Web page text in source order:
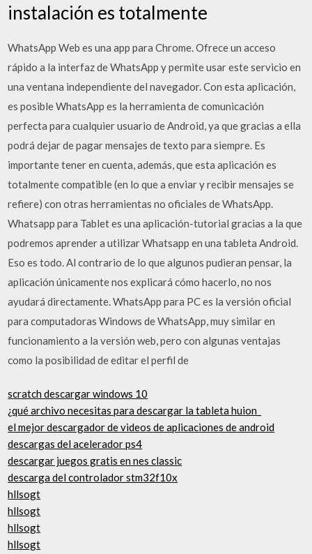
instalación es totalmente
WhatsApp Web es una app para Chrome. Ofrece un acceso
rápido a la interfaz de WhatsApp y permite usar este servicio en
una ventana independiente del navegador. Con esta aplicación,
es posible WhatsApp es la herramienta de comunicación
perfecta para cualquier usuario de Android, ya que gracias a ella
podrá dejar de pagar mensajes de texto para siempre. Es
importante tener en cuenta, además, que esta aplicación es
totalmente compatible (en lo que a enviar y recibir mensajes se
refiere) con otras herramientas no oficiales de WhatsApp.
Whatsapp para Tablet es una aplicación-tutorial gracias a la que
podremos aprender a utilizar Whatsapp en una tableta Android.
Eso es todo. Al contrario de lo que algunos pudieran pensar, la
aplicación únicamente nos explicará cómo hacerlo, no nos
ayudará directamente. WhatsApp para PC es la versión oficial
para computadoras Windows de WhatsApp, muy similar en
funcionamiento a la versión web, pero con algunas ventajas
como la posibilidad de editar el perfil de
scratch descargar windows 10
¿qué archivo necesitas para descargar la tableta huion_
el mejor descargador de videos de aplicaciones de android
descargas del acelerador ps4
descargar juegos gratis en nes classic
descarga del controlador stm32f10x
hllsogt
hllsogt
hllsogt
hllsogt